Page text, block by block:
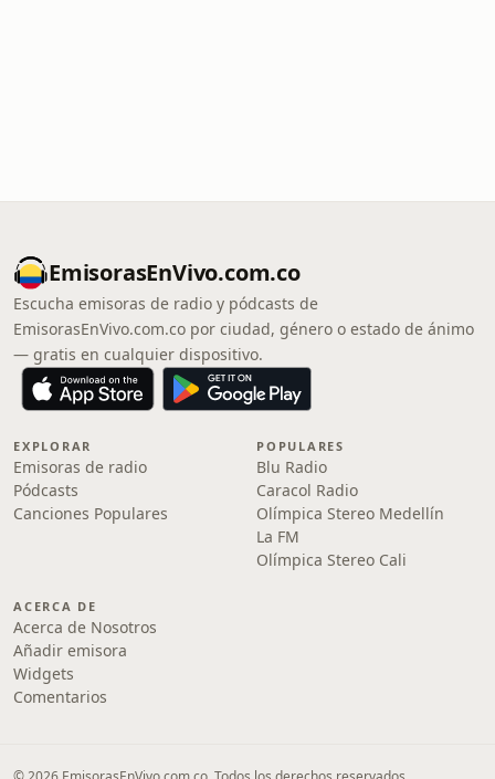
EmisorasEnVivo.com.co
Escucha emisoras de radio y pódcasts de
EmisorasEnVivo.com.co por ciudad, género o estado de ánimo
— gratis en cualquier dispositivo.
EXPLORAR
Emisoras de radio
Pódcasts
Canciones Populares
POPULARES
Blu Radio
Caracol Radio
Olímpica Stereo Medellín
La FM
Olímpica Stereo Cali
ACERCA DE
Acerca de Nosotros
Añadir emisora
Widgets
Comentarios